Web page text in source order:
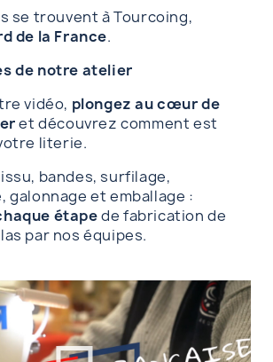
se trouvent à Tourcoing,
de la France.
de notre atelier
vidéo, plongez au cœur de
et découvrez comment est
literie.
bandes, surfilage,
galonnage et emballage :
étapede fabrication de
par nos équipes.